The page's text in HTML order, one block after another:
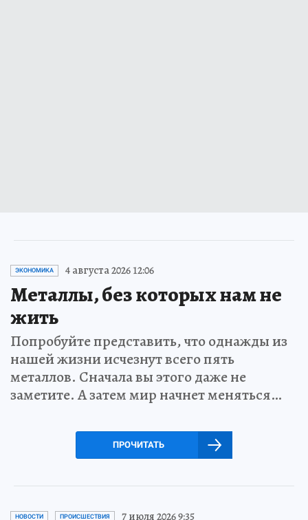
ЭКОНОМИКА 4 августа 2026 12:06
Металлы, без которых нам не
жить
Попробуйте представить, что однажды из
нашей жизни исчезнут всего пять
металлов. Сначала вы этого даже не
заметите. А затем мир начнет меняться…
ПРОЧИТАТЬ
НОВОСТИ ПРОИСШЕСТВИЯ 7 июля 2026 9:35